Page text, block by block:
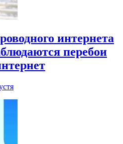
интернета
перебои